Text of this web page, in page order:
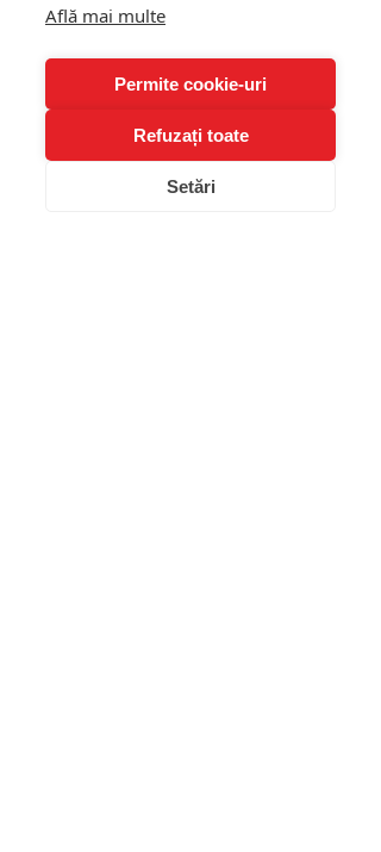
Află mai multe
Permite cookie-uri
Refuzați toate
Setări